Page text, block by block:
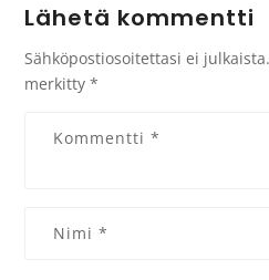
Lähetä kommentti
Sähköpostiosoitettasi ei julkaista.
merkitty*